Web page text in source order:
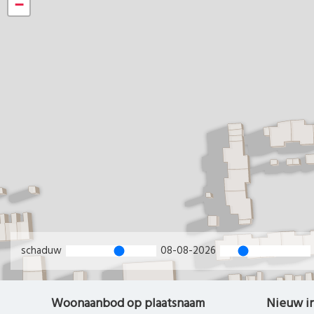
−
schaduw 08-08-2026
Woonaanbod op plaatsnaam Nieuw